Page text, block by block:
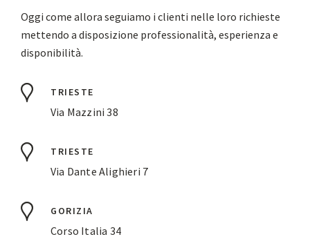
Oggi come allora seguiamo i clienti nelle loro richieste
mettendo a disposizione professionalità, esperienza e
disponibilità.
TRIESTE
Via Mazzini 38
TRIESTE
Via Dante Alighieri 7
GORIZIA
Corso Italia 34